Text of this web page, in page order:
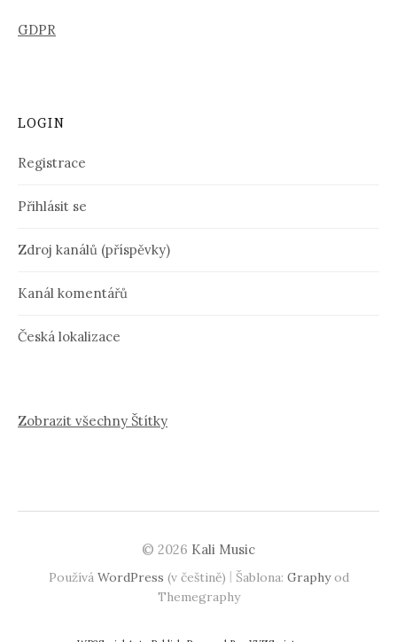
GDPR
LOGIN
Registrace
Přihlásit se
Zdroj kanálů (příspěvky)
Kanál komentářů
Česká lokalizace
Zobrazit všechny Štítky
© 2026 Kali Music
Používá WordPress (v češtině) | Šablona: Graphyod
Themegraphy